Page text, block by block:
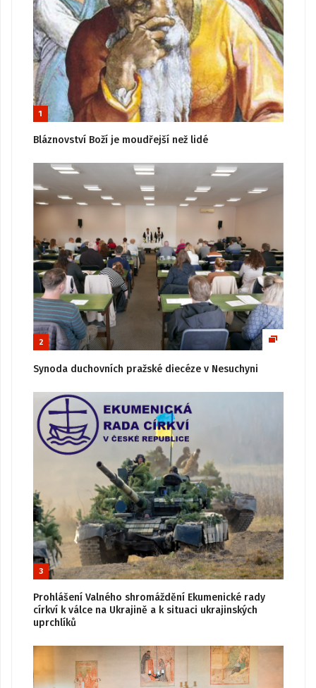
1
Bláznovství Boží je moudřejší než lidé
2
Synoda duchovních pražské diecéze v Nesuchyni
3
Prohlášení Valného shromáždění Ekumenické rady
církví k válce na Ukrajině a k situaci ukrajinských
uprchlíků